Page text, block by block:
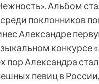
Альбом
поклонников
Александре
конкурсе
пор Александра
певиц в России,